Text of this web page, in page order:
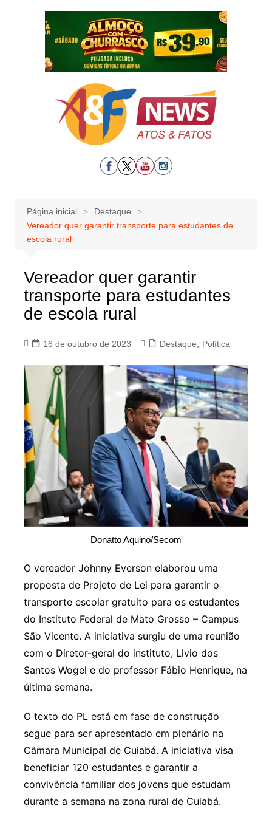
Página inicial
Destaque
Vereador quer garantir transporte para estudantes de
escola rural
Vereador quer garantir
transporte para estudantes
de escola rural
16 de outubro de 2023 Destaque Política
Donatto Aquino/Secom
O vereador Johnny Everson elaborou uma
proposta de Projeto de Lei para garantir o
transporte escolar gratuito para os estudantes
do Instituto Federal de Mato Grosso – Campus
São Vicente. A iniciativa surgiu de uma reunião
com o Diretor-geral do instituto, Livio dos
Santos Wogel e do professor Fábio Henrique, na
última semana.
O texto do PL está em fase de construção
segue para ser apresentado em plenário na
Câmara Municipal de Cuiabá. A iniciativa visa
beneficiar 120 estudantes e garantir a
convivência familiar dos jovens que estudam
durante a semana na zona rural de Cuiabá.